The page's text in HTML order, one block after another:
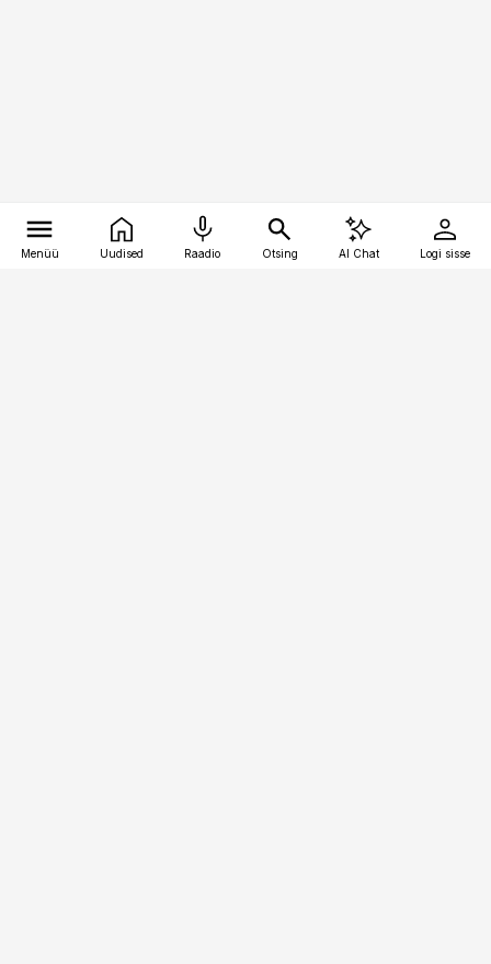
Menüü Uudised Raadio Otsing AI Chat Logi sisse